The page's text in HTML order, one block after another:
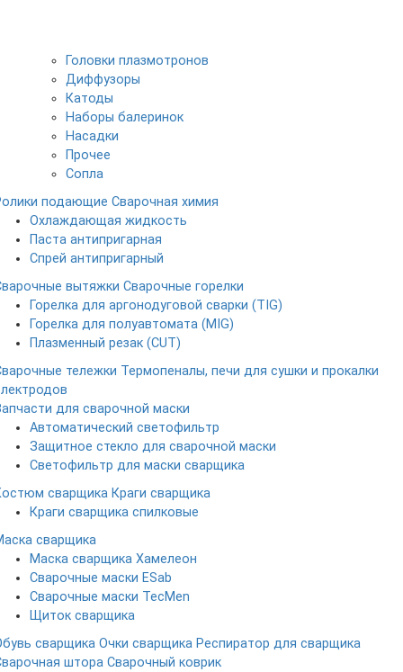
Головки плазмотронов
Диффузоры
Катоды
Наборы балеринок
Насадки
Прочее
Сопла
подающие Сварочная химия
Охлаждающая жидкость
Паста антипригарная
Спрей антипригарный
вытяжки Сварочные горелки
Горелка для аргонодуговой сварки (TIG)
Горелка для полуавтомата (MIG)
Плазменный резак (CUT)
тележки Термопеналы, печи для сушки и прокалки
для сварочной маски
Автоматический светофильтр
Защитное стекло для сварочной маски
Светофильтр для маски сварщика
сварщика Краги сварщика
Краги сварщика спилковые
сварщика
Маска сварщика Хамелеон
Сварочные маски ESab
Сварочные маски TecMen
Щиток сварщика
сварщика Очки сварщика Респиратор для сварщика
штора Сварочный коврик